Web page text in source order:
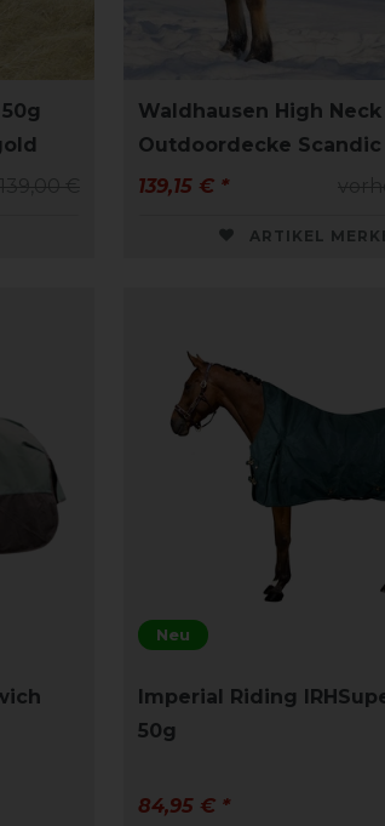
Waldhausen High Neck
Outdoordecke
139,15 € *
ARTIKEL
Neu
Imperial Riding
50g
84,95 € *